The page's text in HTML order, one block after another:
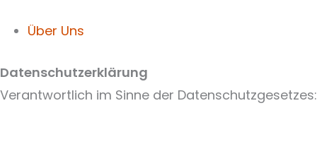
Über Uns
Datenschutzerklärung
Verantwortlich im Sinne der Datenschutzgesetzes: